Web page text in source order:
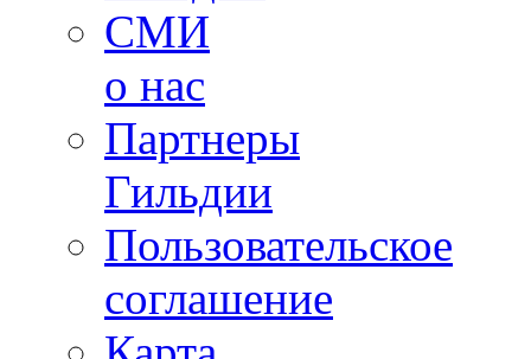
СМИ
о нас
Партнеры
Гильдии
Пользовательское
соглашение